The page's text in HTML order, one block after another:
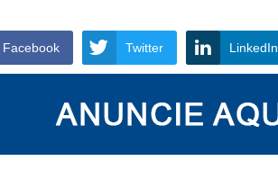
Facebook Twitter LinkedIn